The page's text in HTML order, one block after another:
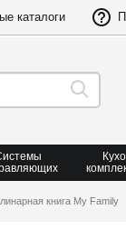
каталоги
книга My Family